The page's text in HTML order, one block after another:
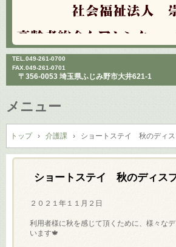
TEL. 049-261-0700
FAX.049-261-0701
〒356-0053 埼玉県ふじみ野市大井621-1
メニュー
コ
ン
テ
ン
トップ › 介護課 › ショートステイ 秋のディス
ショートステイ 秋のディス
２０２１年１１月２日
利用者様に秋を感じて頂くために、様々な
います🍁